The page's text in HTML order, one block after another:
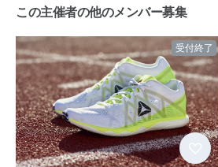
この主催者の他のメンバー募集
受付終了